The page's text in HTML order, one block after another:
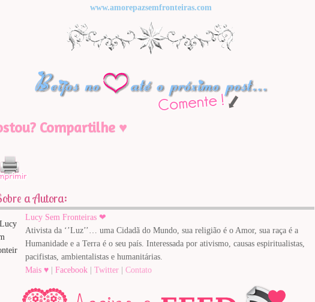
www.amorepazsemfronteiras.com
Compartilhe ♥
a Autora:
Lucy Sem Fronteiras ❤
Ativista da ‘’Luz’’… uma Cidadã do Mundo, sua religião é o Amor, sua raça é a
Humanidade e a Terra é o seu país. Interessada por ativismo, causas espiritualistas,
pacifistas, ambientalistas e humanitárias.
Mais ♥ | Facebook | Twitter | Contato